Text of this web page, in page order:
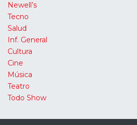
Newell’s
Tecno
Salud
Inf. General
Cultura
Cine
Música
Teatro
Todo Show